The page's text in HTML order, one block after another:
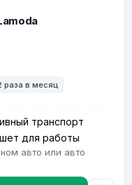
раза в месяц
транспорт
для работы
авто или авто